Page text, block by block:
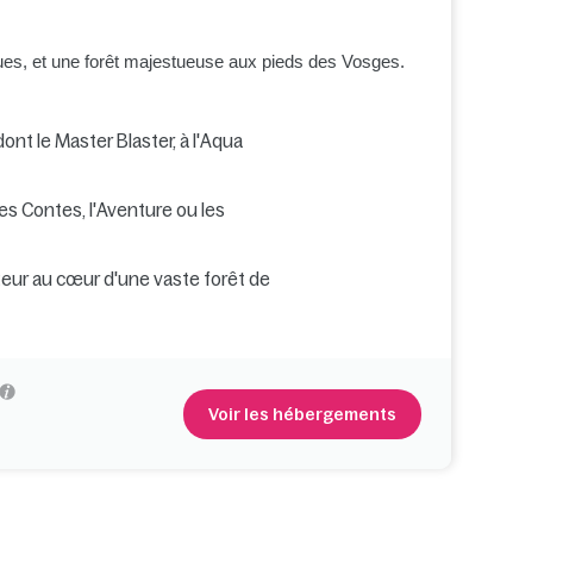
et une forêt majestueuse aux pieds des Vosges.
le Master Blaster, à l'Aqua
Contes, l'Aventure ou les
au cœur d'une vaste forêt de
Voir les hébergements